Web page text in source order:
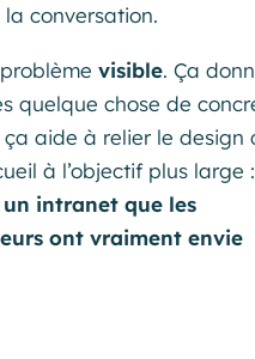
conversation.
visible. Ça
quelque chose de
ça aide à relier le design
à l’objectif plus large :
intranet que les
ont vraiment envie